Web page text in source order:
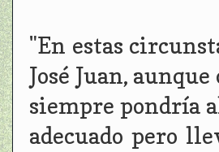
"En estas
José Juan,
siempre pondría
adecuado pero